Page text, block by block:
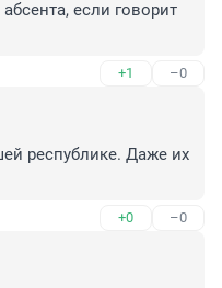
если говорит
+1 –0
республике. Даже их
+0 –0